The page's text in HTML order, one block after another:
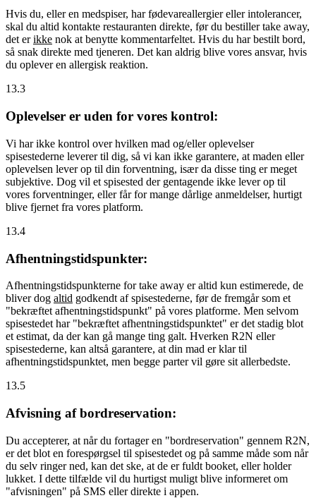
Hvis du, eller en medspiser, har fødevareallergier eller intolerancer,
skal du altid kontakte restauranten direkte, før du bestiller take away,
det erikke nok at benytte kommentarfeltet. Hvis du har bestilt bord,
så snak direkte med tjeneren. Det kan aldrig blive vores ansvar, hvis
du oplever en allergisk reaktion.
13.3
Oplevelser er uden for vores kontrol:
Vi har ikke kontrol over hvilken mad og/eller oplevelser
spisestederne leverer til dig, så vi kan ikke garantere, at maden eller
oplevelsen lever op til din forventning, især da disse ting er meget
subjektive. Dog vil et spisested der gentagende ikke lever op til
vores forventninger, eller får for mange dårlige anmeldelser, hurtigt
blive fjernet fra vores platform.
13.4
Afhentningstidspunkter:
Afhentningstidspunkterne for take away er altid kun estimerede, de
bliver dog altid godkendt af spisestederne, før de fremgår som et
"bekræftet afhentningstidspunkt" på vores platforme. Men selvom
spisestedet har "bekræftet afhentningstidspunktet" er det stadig blot
et estimat, da der kan gå mange ting galt. Hverken R2N eller
spisestederne, kan altså garantere, at din mad er klar til
afhentningstidspunktet, men begge parter vil gøre sit allerbedste.
13.5
Afvisning af bordreservation:
Du accepterer, at når du fortager en "bordreservation" gennem R2N,
er det blot en forespørgsel til spisestedet og på samme måde som når
du selv ringer ned, kan det ske, at de er fuldt booket, eller holder
lukket. I dette tilfælde vil du hurtigst muligt blive informeret om
"afvisningen" på SMS eller direkte i appen.